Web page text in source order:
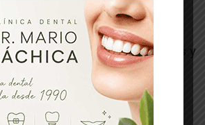
rosados son referencia
acumula
los mercados más exigentes y
ya trabaja en ecológico. Sin
Regulador sostiene que la
no es suficiente: un vino no